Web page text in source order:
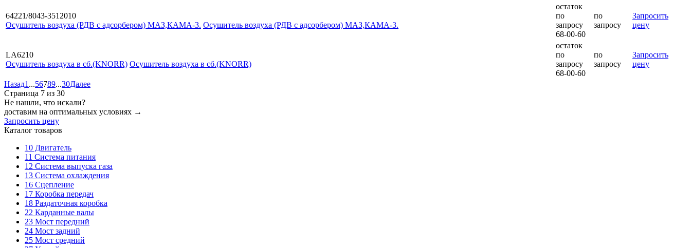
64221/8043-3512010
Осушитель воздуха (РДВ с адсорбером) МАЗ,КАМА-3. Осушитель воздуха (РДВ с адсорбером) МАЗ,КАМА-3.
остаток
по
запросу
68-00-60
по
запросу
Запросить
цену
LA6210
Осушитель воздуха в сб.(KNORR) Осушитель воздуха в сб.(KNORR)
остаток
по
запросу
68-00-60
по
запросу
Запросить
цену
Назад1 ...56789...30Далее
Страница 7 из 30
Не нашли, что искали?
доставим на оптимальных условиях →
Запросить цену
Каталог товаров
10 Двигатель
11 Система питания
12 Система выпуска газа
13 Система охлаждения
16 Сцепление
17 Коробка передач
18 Раздаточная коробка
22 Карданные валы
23 Мост передний
24 Мост задний
25 Мост средний